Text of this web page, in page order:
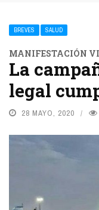
BREVES SALUD
MANIFESTACIÓN
La
legal
28 MAYO, 2020